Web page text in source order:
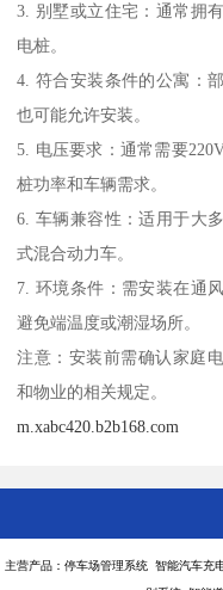
3. 别墅或立住宅：通常拥
电桩。
4. 符合安装条件的公寓：
也可能允许安装。
5. 电压要求：通常需要
桩功率和车辆需求。
6. 车辆兼容性：适用于大
式混合动力车。
7. 环境条件：需安装在通
避免端温度或潮湿场所。
注意：安装前需确认家庭
和物业的相关规定。
m.xabc420.b2b168.com
主营产品：停车场管理系统 智能汽车